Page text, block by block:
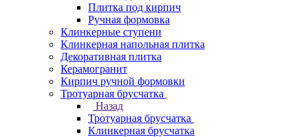
Плитка под кирпич
Ручная формовка
Клинкерные ступени
Клинкерная напольная плитка
Декоративная плитка
Керамогранит
Кирпич ручной формовки
Тротуарная брусчатка
Назад
Тротуарная брусчатка
Клинкерная брусчатка